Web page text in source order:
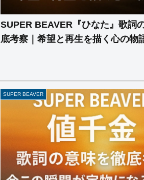
SUPER BEAVER『ひなた』歌詞
底考察｜希望と再生を描く心の物
SUPER BEAVER